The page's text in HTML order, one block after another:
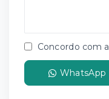
Concordo com a
WhatsApp